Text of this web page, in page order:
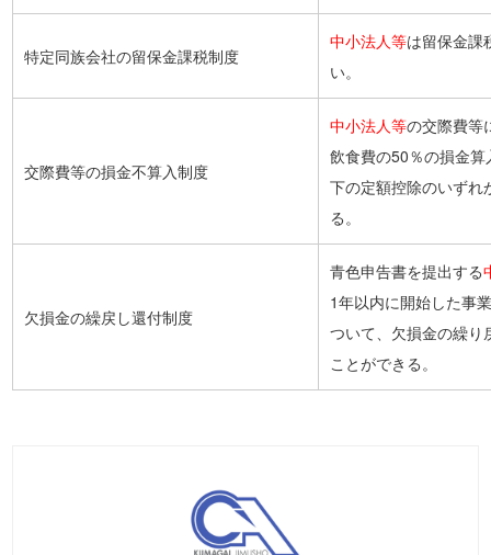
特定同族会社の留保金課税制度
中小法人等は留保金課
い。
交際費等の損金不算入制度
中小法人等の交際費等
飲食費の50％の損金
下の定額控除のいずれ
る。
欠損金の繰戻し還付制度
青色申告書を提出する
1年以内に開始した事
ついて、欠損金の繰り
ことができる。